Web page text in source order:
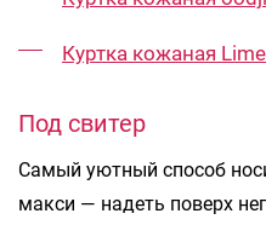
Куртка кожаная
Под свитер
Самый уютный способ
макси — надеть поверх